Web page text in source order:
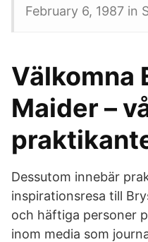
February 6, 1987 in
Välkomna
Maider –
Dessutom innebär
inspirationsresa till
och häftiga personer
inom media som